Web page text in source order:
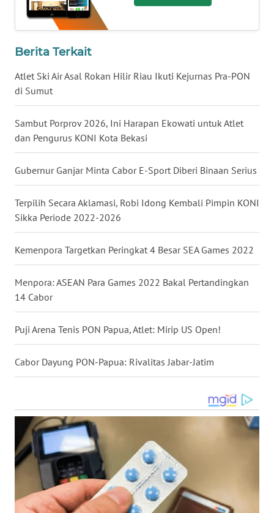
Berita Terkait
Atlet Ski Air Asal Rokan Hilir Riau Ikuti Kejurnas Pra-PON
di Sumut
Sambut Porprov 2026, Ini Harapan Ekowati untuk Atlet
dan Pengurus KONI Kota Bekasi
Gubernur Ganjar Minta Cabor E-Sport Diberi Binaan Serius
Terpilih Secara Aklamasi, Robi Idong Kembali Pimpin KONI
Sikka Periode 2022-2026
Kemenpora Targetkan Peringkat 4 Besar SEA Games 2022
Menpora: ASEAN Para Games 2022 Bakal Pertandingkan
14 Cabor
Puji Arena Tenis PON Papua, Atlet: Mirip US Open!
Cabor Dayung PON-Papua: Rivalitas Jabar-Jatim
WN
JATIM
BALI
WN
KALBAR
WN
KALTENG
WN
KALTARA
WN
KALSEL
WN
SULSEL
WN
GORONTALO